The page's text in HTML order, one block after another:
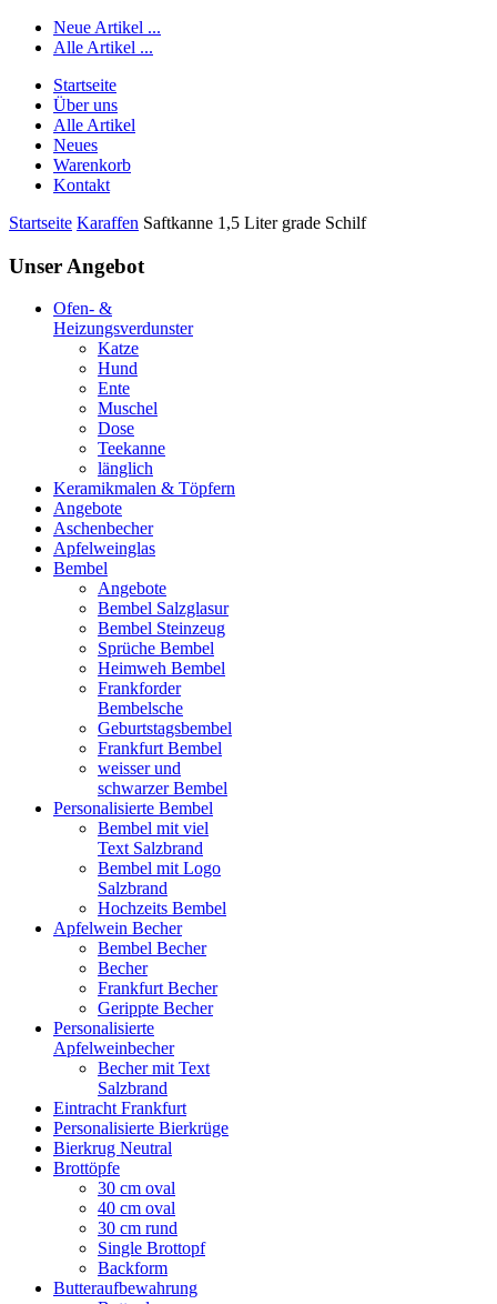
Neue Artikel ...
Alle Artikel ...
Startseite
Über uns
Alle Artikel
Neues
Warenkorb
Kontakt
Startseite Karaffen Saftkanne 1,5 Liter grade Schilf
Unser Angebot
Ofen- &
Heizungsverdunster
Katze
Hund
Ente
Muschel
Dose
Teekanne
länglich
Keramikmalen & Töpfern
Angebote
Aschenbecher
Apfelweinglas
Bembel
Angebote
Bembel Salzglasur
Bembel Steinzeug
Sprüche Bembel
Heimweh Bembel
Frankforder
Bembelsche
Geburtstagsbembel
Frankfurt Bembel
weisser und
schwarzer Bembel
Personalisierte Bembel
Bembel mit viel
Text Salzbrand
Bembel mit Logo
Salzbrand
Hochzeits Bembel
Apfelwein Becher
Bembel Becher
Becher
Frankfurt Becher
Gerippte Becher
Personalisierte
Apfelweinbecher
Becher mit Text
Salzbrand
Eintracht Frankfurt
Personalisierte Bierkrüge
Bierkrug Neutral
Brottöpfe
30 cm oval
40 cm oval
30 cm rund
Single Brottopf
Backform
Butteraufbewahrung